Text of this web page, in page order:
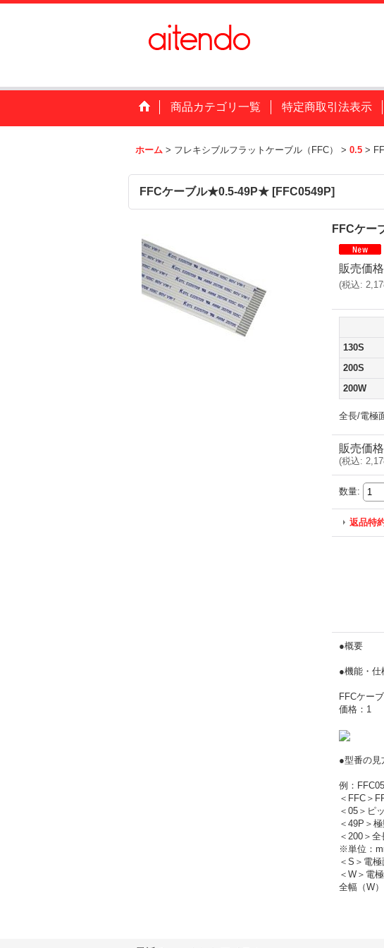
商品カテゴリ一覧 特定商取引法表示
ホーム > フレキシブルフラットケーブル（FFC） > 0.5 >
FFCケーブル★0.5-49P★ [FFC0549P]
FFCケ
販売価格
(税込:
130S
200S
200W
全長/電極
販売価格
(税込:
数量:
返品特
●概要
●機能・仕
FFCケー
価格：1
●型番の見
例：
＜FFC＞
＜05＞ピ
＜49P＞
＜200＞
※単位：
＜S＞電
＜W＞電
全幅（W